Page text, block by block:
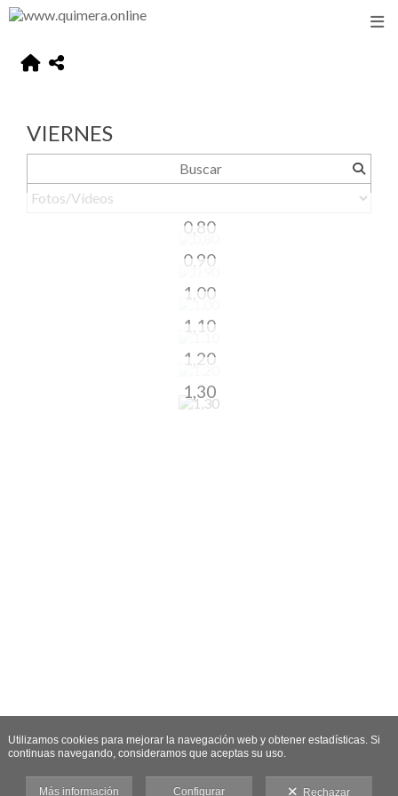
VIERNES
0,80
0,90
1,00
1,10
1,20
1,30
Utilizamos cookies para mejorar la navegación web y obtener estadísticas. Si
continuas navegando, consideramos que aceptas su uso.
Más información Configurar Rechazar